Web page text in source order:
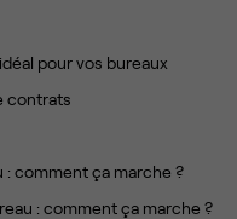
pour vos bureaux
contrats
: comment ça marche ?
: comment ça marche ?